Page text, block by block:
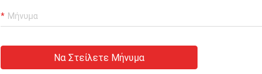
Να Στείλετε Μήνυμα